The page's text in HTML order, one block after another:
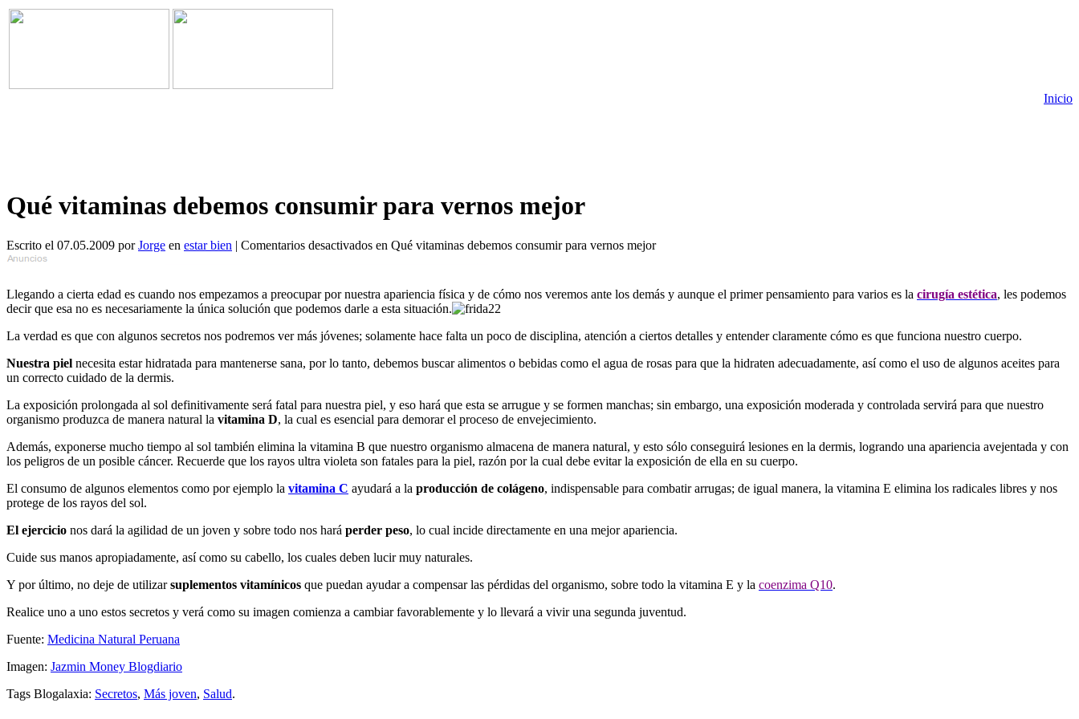
Inicio
Qué vitaminas debemos consumir para vernos mejor
Escrito el 07.05.2009 porJorge en estar bien | Comentarios desactivados en Qué vitaminas debemos consumir para vernos mejor
Llegando a cierta edad es cuando nos empezamos a preocupar por nuestra apariencia física y de cómo nos veremos ante los demás y aunque el primer pensamiento para varios es la cirugía estética, les podemos
decir que esa no es necesariamente la única solución que podemos darle a esta situación.
La verdad es que con algunos secretos nos podremos ver más jóvenes; solamente hace falta un poco de disciplina, atención a ciertos detalles y entender claramente cómo es que funciona nuestro cuerpo.
Nuestra piel necesita estar hidratada para mantenerse sana, por lo tanto, debemos buscar alimentos o bebidas como el agua de rosas para que la hidraten adecuadamente, así como el uso de algunos aceites para
un correcto cuidado de la dermis.
La exposición prolongada al sol definitivamente será fatal para nuestra piel, y eso hará que esta se arrugue y se formen manchas; sin embargo, una exposición moderada y controlada servirá para que nuestro
organismo produzca de manera natural la vitamina D, la cual es esencial para demorar el proceso de envejecimiento.
Además, exponerse mucho tiempo al sol también elimina la vitamina B que nuestro organismo almacena de manera natural, y esto sólo conseguirá lesiones en la dermis, logrando una apariencia avejentada y con
los peligros de un posible cáncer. Recuerde que los rayos ultra violeta son fatales para la piel, razón por la cual debe evitar la exposición de ella en su cuerpo.
El consumo de algunos elementos como por ejemplo la vitamina C ayudará a la producción de colágeno, indispensable para combatir arrugas; de igual manera, la vitamina E elimina los radicales libres y nos
protege de los rayos del sol.
El ejercicio nos dará la agilidad de un joven y sobre todo nos hará perder peso, lo cual incide directamente en una mejor apariencia.
Cuide sus manos apropiadamente, así como su cabello, los cuales deben lucir muy naturales.
Y por último, no deje de utilizarsuplementos vitamínicos que puedan ayudar a compensar las pérdidas del organismo, sobre todo la vitamina E y la coenzima Q10.
Realice uno a uno estos secretos y verá como su imagen comienza a cambiar favorablemente y lo llevará a vivir una segunda juventud.
Fuente: Medicina Natural Peruana
Imagen: Jazmin Money Blogdiario
Tags Blogalaxia: Secretos, Más joven, Salud.